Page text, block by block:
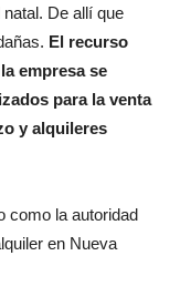
De allí que
El recurso
empresa se
para la venta
y alquileres
como la autoridad
en Nueva